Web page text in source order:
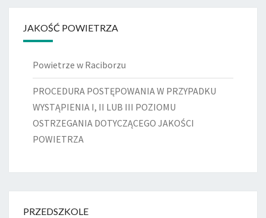
JAKOŚĆ POWIETRZA
Powietrze w Raciborzu
PROCEDURA POSTĘPOWANIA W PRZYPADKU
WYSTĄPIENIA I, II LUB III POZIOMU
OSTRZEGANIA DOTYCZĄCEGO JAKOŚCI
POWIETRZA
PRZEDSZKOLE